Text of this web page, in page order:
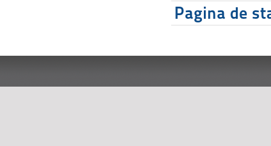
Pagina de